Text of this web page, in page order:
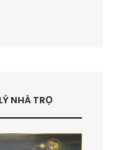
NHÀ TRỌ